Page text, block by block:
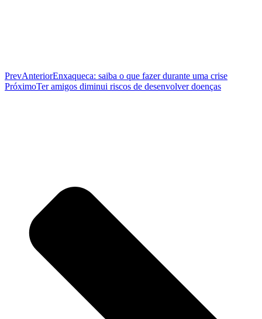
PrevAnteriorEnxaqueca: saiba o que fazer durante uma crise
PróximoTer amigos diminui riscos de desenvolver doenças